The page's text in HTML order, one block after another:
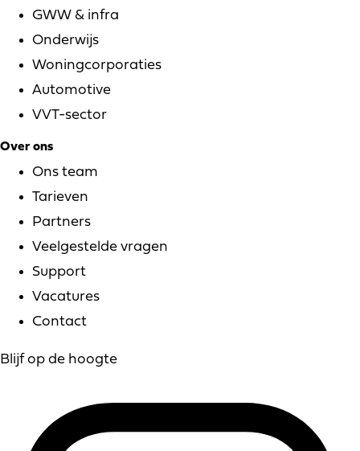
GWW & infra
Onderwijs
Woningcorporaties
Automotive
VVT-sector
Over ons
Ons team
Tarieven
Partners
Veelgestelde vragen
Support
Vacatures
Contact
Blijf op de hoogte